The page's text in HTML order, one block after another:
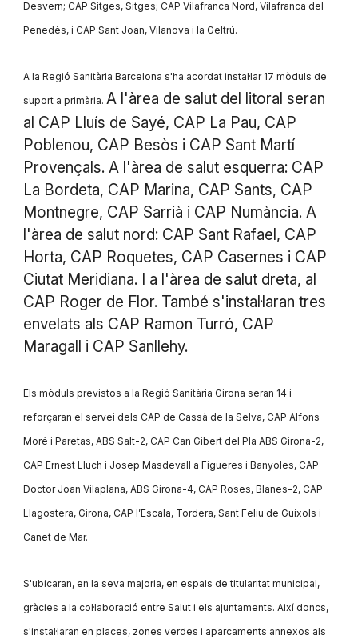
Desvern; CAP Sitges, Sitges; CAP Vilafranca Nord, Vilafranca del
Penedès, i CAP Sant Joan, Vilanova i la Geltrú.
A la Regió Sanitària Barcelona s'ha acordat instal·lar 17 mòduls de
suport a primària. A l'àrea de salut del litoral seran
al CAP Lluís de Sayé, CAP La Pau, CAP
Poblenou, CAP Besòs i CAP Sant Martí
Provençals. A l'àrea de salut esquerra: CAP
La Bordeta, CAP Marina, CAP Sants, CAP
Montnegre, CAP Sarrià i CAP Numància. A
l'àrea de salut nord: CAP Sant Rafael, CAP
Horta, CAP Roquetes, CAP Casernes i CAP
Ciutat Meridiana. I a l'àrea de salut dreta, al
CAP Roger de Flor. També s'instal·laran tres
envelats als CAP Ramon Turró, CAP
Maragall i CAP Sanllehy.
Els mòduls previstos a la Regió Sanitària Girona seran 14 i
reforçaran el servei dels CAP de Cassà de la Selva, CAP Alfons
Moré i Paretas, ABS Salt-2, CAP Can Gibert del Pla ABS Girona-2,
CAP Ernest Lluch i Josep Masdevall a Figueres i Banyoles, CAP
Doctor Joan Vilaplana, ABS Girona-4, CAP Roses, Blanes-2, CAP
Llagostera, Girona, CAP l’Escala, Tordera, Sant Feliu de Guíxols i
Canet de Mar.
S'ubicaran, en la seva majoria, en espais de titularitat municipal,
gràcies a la col·laboració entre Salut i els ajuntaments. Així doncs,
s'instal·laran en places, zones verdes i aparcaments annexos als